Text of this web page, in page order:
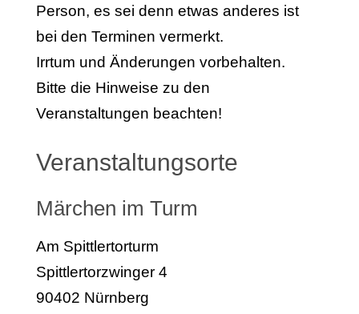
Person, es sei denn etwas anderes ist
bei den Terminen vermerkt.
Irrtum und Änderungen vorbehalten.
Bitte die Hinweise zu den
Veranstaltungen beachten!
Veranstaltungsorte
Märchen im Turm
Am Spittlertorturm
Spittlertorzwinger 4
90402 Nürnberg